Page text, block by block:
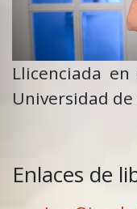
Llicenciada
Universidad
Enlaces de